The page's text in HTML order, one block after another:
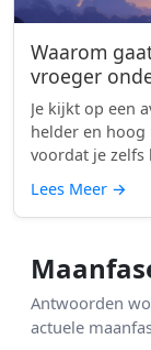
Waarom
vroeger
Je kijkt op een
helder en hoog
voordat je zelfs
Lees Meer →
Antwoorden
actuele